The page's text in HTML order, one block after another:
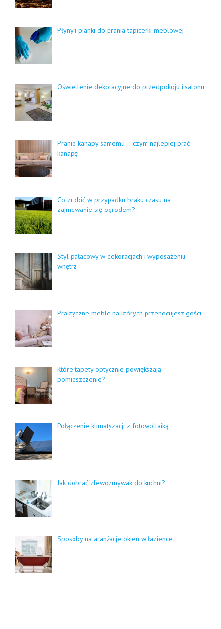
Płyny i pianki do prania tapicerki meblowej
Oświetlenie dekoracyjne do przedpokoju i salonu
Pranie kanapy samemu – czym najlepiej prać
kanapę
Co zrobić w przypadku braku czasu na
zajmowanie się ogrodem?
Styl pałacowy w dekoracjach i wyposażeniu
wnętrz
Praktyczne meble na których przenocujesz gości
Które tapety optycznie powiększają
pomieszczenie?
Połączenie klimatyzacji z fotowoltaiką
Jak dobrać zlewozmywak do kuchni?
Sposoby na aranżacje okien w łazience